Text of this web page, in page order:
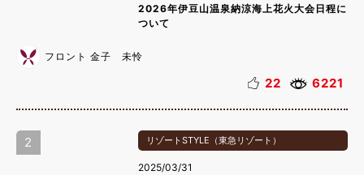
2026年伊豆山温泉納涼海上花火大会日程に
ついて
フロント 金子 未怜
22 6221
2 リゾートSTYLE（東急リゾート）
2025/03/31